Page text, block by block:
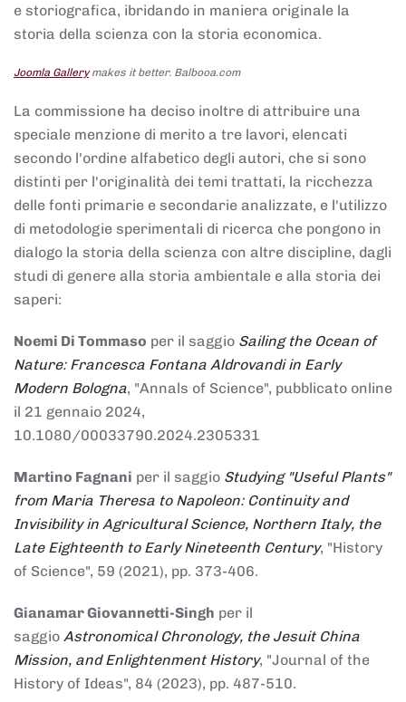
e storiografica, ibridando in maniera originale la
storia della scienza con la storia economica.
Joomla Gallerymakes it better. Balbooa.com
La commissione ha deciso inoltre di attribuire una
speciale menzione di merito a tre lavori, elencati
secondo l'ordine alfabetico degli autori, che si sono
distinti per l'originalità dei temi trattati, la ricchezza
delle fonti primarie e secondarie analizzate, e l'utilizzo
di metodologie sperimentali di ricerca che pongono in
dialogo la storia della scienza con altre discipline, dagli
studi di genere alla storia ambientale e alla storia dei
saperi:
Noemi Di Tommaso per il saggio Sailing the Ocean of
Nature: Francesca Fontana Aldrovandi in Early
Modern Bologna, "Annals of Science", pubblicato online
il 21 gennaio 2024,
10.1080/00033790.2024.2305331
Martino Fagnani per il saggio Studying "Useful Plants"
from Maria Theresa to Napoleon: Continuity and
Invisibility in Agricultural Science, Northern Italy, the
Late Eighteenth to Early Nineteenth Century, "History
of Science", 59 (2021), pp. 373-406.
Gianamar Giovannetti-Singh per il
saggio Astronomical Chronology, the Jesuit China
Mission, and Enlightenment History, "Journal of the
History of Ideas", 84 (2023), pp. 487-510.